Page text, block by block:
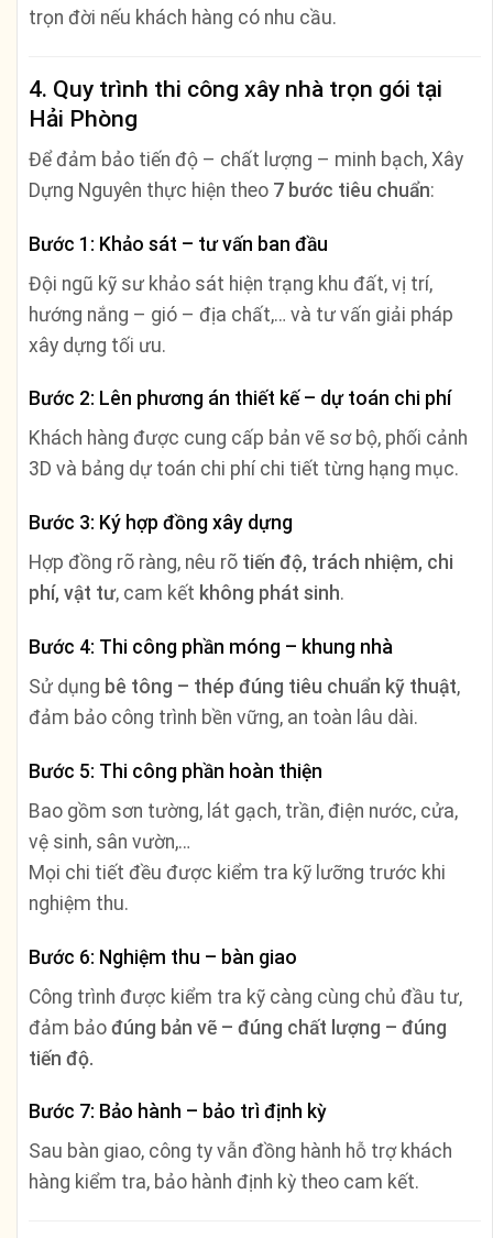
trọn đời nếu khách hàng có nhu cầu.
4. Quy trình thi công xây nhà trọn gói tại
Hải Phòng
Để đảm bảo tiến độ – chất lượng – minh bạch, Xây
Dựng Nguyên thực hiện theo 7 bước tiêu chuẩn:
Bước 1: Khảo sát – tư vấn ban đầu
Đội ngũ kỹ sư khảo sát hiện trạng khu đất, vị trí,
hướng nắng – gió – địa chất,… và tư vấn giải pháp
xây dựng tối ưu.
Bước 2: Lên phương án thiết kế – dự toán chi phí
Khách hàng được cung cấp bản vẽ sơ bộ, phối cảnh
3D và bảng dự toán chi phí chi tiết từng hạng mục.
Bước 3: Ký hợp đồng xây dựng
Hợp đồng rõ ràng, nêu rõ tiến độ, trách nhiệm, chi
phí, vật tư, cam kết không phát sinh.
Bước 4: Thi công phần móng – khung nhà
Sử dụng bê tông – thép đúng tiêu chuẩn kỹ thuật,
đảm bảo công trình bền vững, an toàn lâu dài.
Bước 5: Thi công phần hoàn thiện
Bao gồm sơn tường, lát gạch, trần, điện nước, cửa,
vệ sinh, sân vườn,…
Mọi chi tiết đều được kiểm tra kỹ lưỡng trước khi
nghiệm thu.
Bước 6: Nghiệm thu – bàn giao
Công trình được kiểm tra kỹ càng cùng chủ đầu tư,
đảm bảo đúng bản vẽ – đúng chất lượng – đúng
tiến độ.
Bước 7: Bảo hành – bảo trì định kỳ
Sau bàn giao, công ty vẫn đồng hành hỗ trợ khách
hàng kiểm tra, bảo hành định kỳ theo cam kết.